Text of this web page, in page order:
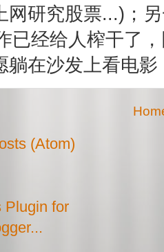
网研究股票...)；
已经给人榨干了
躺在沙发上看电
(Atom)